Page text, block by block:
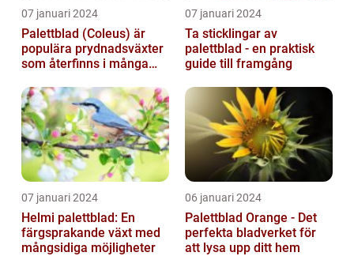
07 januari 2024
Palettblad (Coleus) är
populära prydnadsväxter
som återfinns i många
trädgårdar...
07 januari 2024
Ta sticklingar av
palettblad - en praktisk
guide till framgång
07 januari 2024
Helmi palettblad: En
färgsprakande växt med
mångsidiga möjligheter
06 januari 2024
Palettblad Orange - Det
perfekta bladverket för
att lysa upp ditt hem